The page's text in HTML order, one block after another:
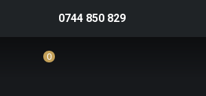
0744 850 829
0